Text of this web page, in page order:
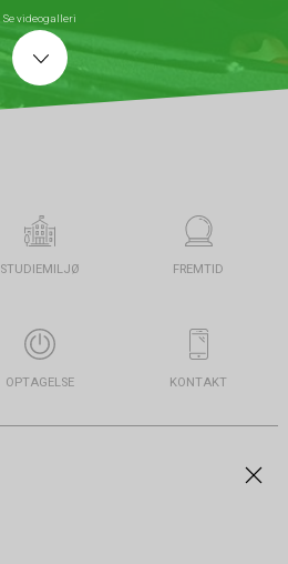
Se videogalleri
STUDIEMILJØ FREMTID
OPTAGELSE KONTAKT